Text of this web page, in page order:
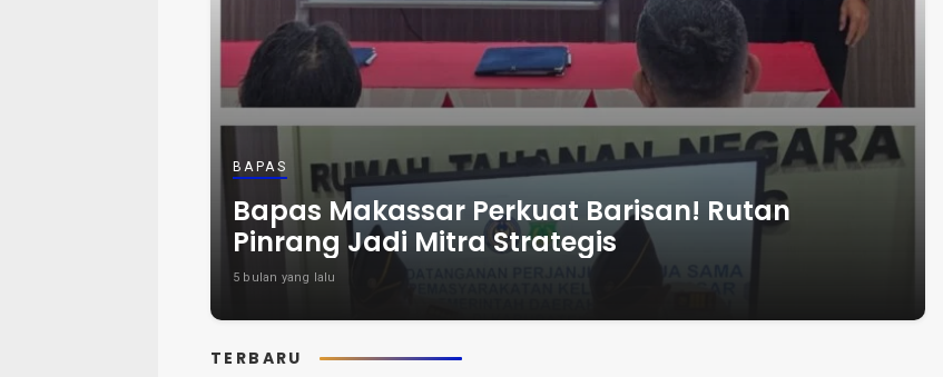
BAPAS
Bapas Makassar Perkuat Barisan! Rutan
Pinrang Jadi Mitra Strategis
5 bulan yang lalu
TERBARU